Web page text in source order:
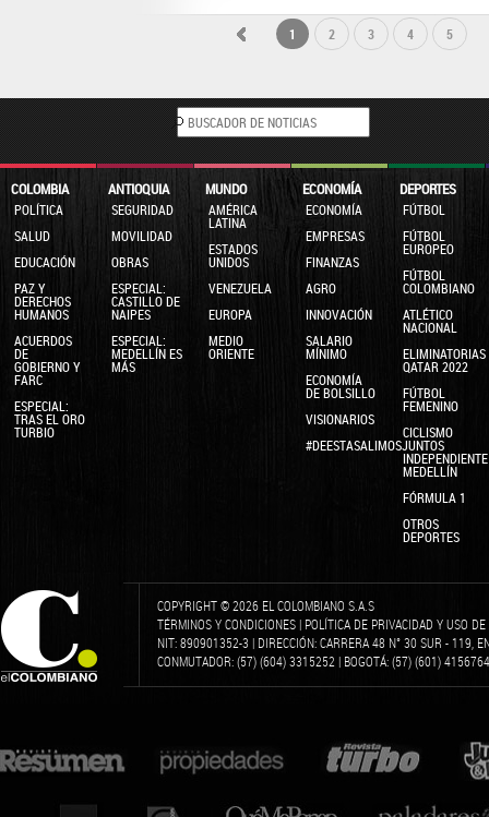
1 2 3 4 5
COLOMBIA
POLÍTICA
SALUD
EDUCACIÓN
PAZ Y
DERECHOS
HUMANOS
ACUERDOS
DE
GOBIERNO Y
FARC
ESPECIAL:
TRAS EL ORO
TURBIO
ANTIOQUIA
SEGURIDAD
MOVILIDAD
OBRAS
ESPECIAL:
CASTILLO DE
NAIPES
ESPECIAL:
MEDELLÍN ES
MÁS
MUNDO
AMÉRICA
LATINA
ESTADOS
UNIDOS
VENEZUELA
EUROPA
MEDIO
ORIENTE
ECONOMÍA
ECONOMÍA
EMPRESAS
FINANZAS
AGRO
INNOVACIÓN
SALARIO
MÍNIMO
ECONOMÍA
DE BOLSILLO
VISIONARIOS
#DEESTASALIMOSJUNTOS
DEPORTES
FÚTBOL
FÚTBOL
EUROPEO
FÚTBOL
COLOMBIANO
ATLÉTICO
NACIONAL
ELIMINATORIAS
QATAR 2022
FÚTBOL
FEMENINO
CICLISMO
INDEPENDIENTE
MEDELLÍN
FÓRMULA 1
OTROS
DEPORTES
COPYRIGHT © 2026 EL COLOMBIANO S.A.S
TÉRMINOS Y CONDICIONES | POLÍTICA DE PRIVACIDAD Y USO
NIT: 890901352-3 | DIRECCIÓN: CARRERA 48 N° 30 SUR - 119,
CONMUTADOR: (57) (604) 3315252 | BOGOTÁ: (57) (601)